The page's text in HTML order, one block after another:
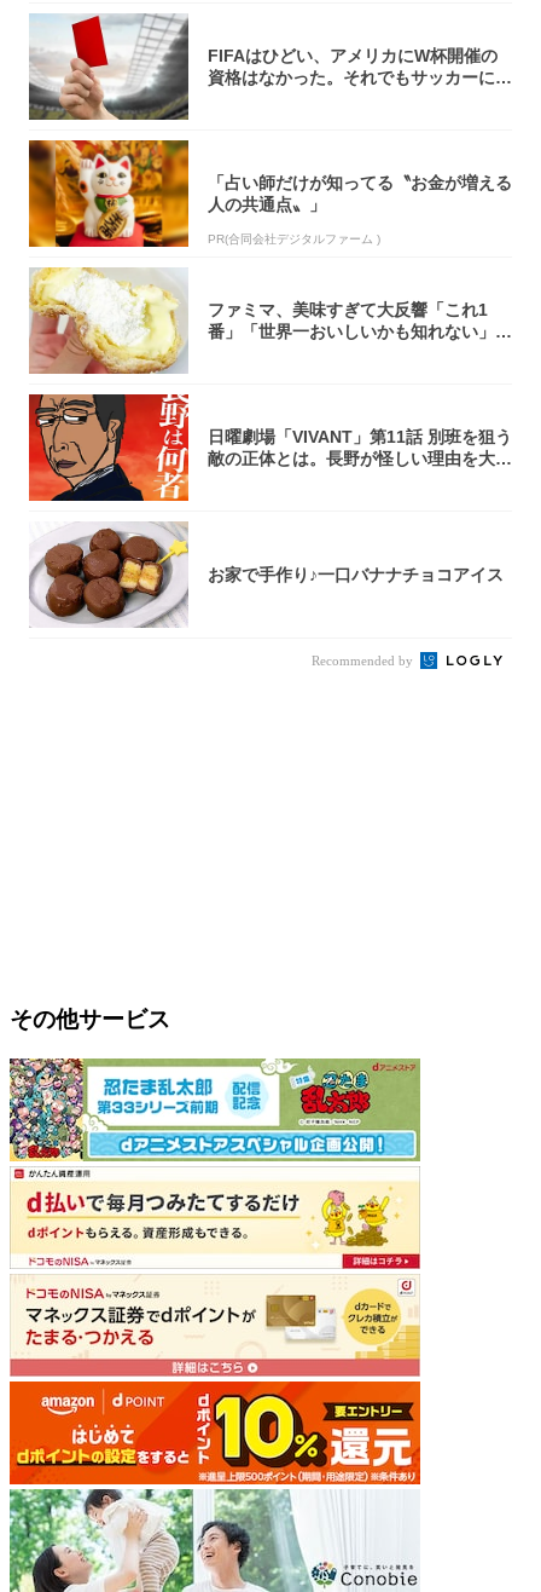
FIFAはひどい、アメリカにW杯開催の
資格はなかった。それでもサッカーには
「占い師だけが知ってる〝お金が増える
人の共通点〟」
PR(合同会社デジタルファーム )
ファミマ、美味すぎて大反響「これ1
番」「世界一おいしいかも知れない」
日曜劇場「VIVANT」第11話 別班を狙う
敵の正体とは。長野が怪しい理由を大
お家で手作り♪一口バナナチョコアイス
Recommended by
その他サービス